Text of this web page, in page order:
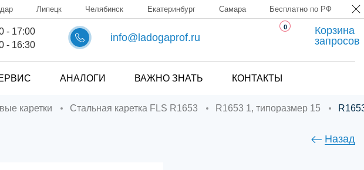
Липецк Челябинск Екатеринбург Самара Бесплатно по РФ
- 17:00
- 16:30
info@ladogaprof.ru
0
Корзина
запросов
АНАЛОГИ ВАЖНО ЗНАТЬ КОНТАКТЫ
каретки Стальная каретка FLS R1653 R1653 1, типоразмер 15
Назад